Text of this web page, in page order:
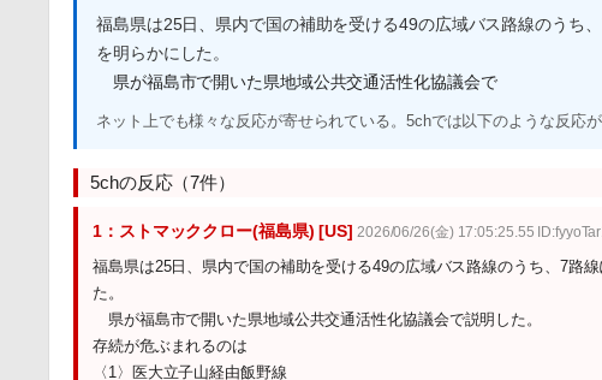
福島県は25日、県内で国の補助を受ける49の広域バス路線のうち
を明らかにした。
県が福島市で開いた県地域公共交通活性化協議会で
ネット上でも様々な反応が寄せられている。5chでは以下のような反応が
5chの反応（7件）
1：ストマッククロー(福島県) [US] 2026/06/26(金) 17:05:25.55
福島県は25日、県内で国の補助を受ける49の広域バス路線のうち、7路
た。
県が福島市で開いた県地域公共交通活性化協議会で説明した。
存続が危ぶまれるのは
〈1〉医大立子山経由飯野線